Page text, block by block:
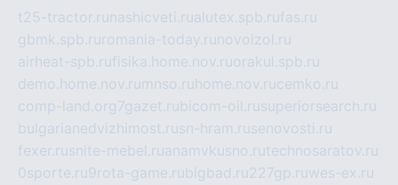
t25-tractor.ru nashicveti.rualutex.spb.rufas.ru
gbmk.spb.ru romania-today.ru novoizol.ru
airheat-spb.rufisika.home.nov.ruorakul.spb.ru
demo.home.nov.ru mnso.ru home.nov.rucemko.ru
comp-land.org 7gazet.rubicom-oil.rusuperiorsearch.ru
bulgarianedvizhimost.rusn-hram.rusenovosti.ru
fexer.rusnite-mebel.ruanamvkusno.rutechnosaratov.ru
0sporte.ru9rota-game.rubigbad.ru227gp.ruwes-ex.ru